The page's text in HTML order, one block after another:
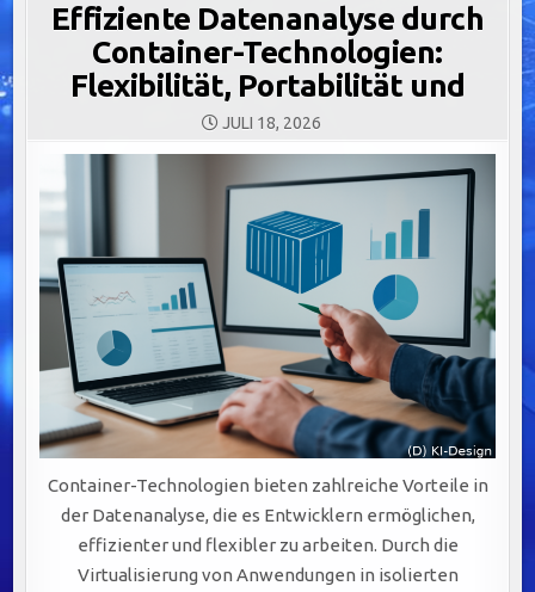
Effiziente Datenanalyse durch
Container-Technologien:
Flexibilität, Portabilität und
JULI 18, 2026
Container-Technologien bieten zahlreiche Vorteile in
der Datenanalyse, die es Entwicklern ermöglichen,
effizienter und flexibler zu arbeiten. Durch die
Virtualisierung von Anwendungen in isolierten